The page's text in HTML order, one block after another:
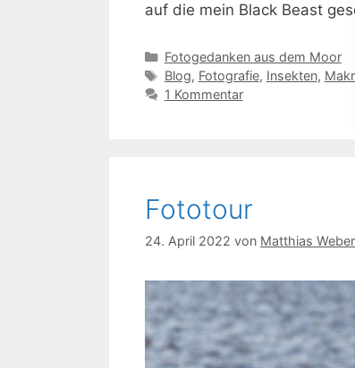
auf die mein Black Beast
Kategorien
Fotogedanken aus dem Moor
Schlagwörter
Blog, Fotografie, Insekten,
1 Kommentar
Fototour
24. April 2022 von Matthias Weber